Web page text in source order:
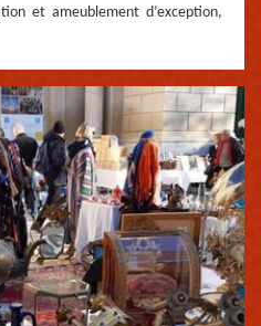
et ameublement d’exception,